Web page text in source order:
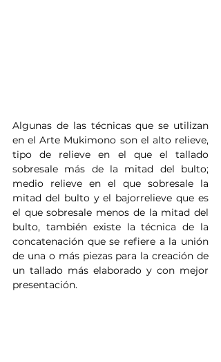
Algunas de las técnicas que se utilizan
en el Arte Mukimono son el alto relieve,
tipo de relieve en el que el tallado
sobresale más de la mitad del bulto;
medio relieve en el que sobresale la
mitad del bulto y el bajorrelieve que es
el que sobresale menos de la mitad del
bulto, también existe la técnica de la
concatenación que se refiere a la unión
de una o más piezas para la creación de
un tallado más elaborado y con mejor
presentación.​